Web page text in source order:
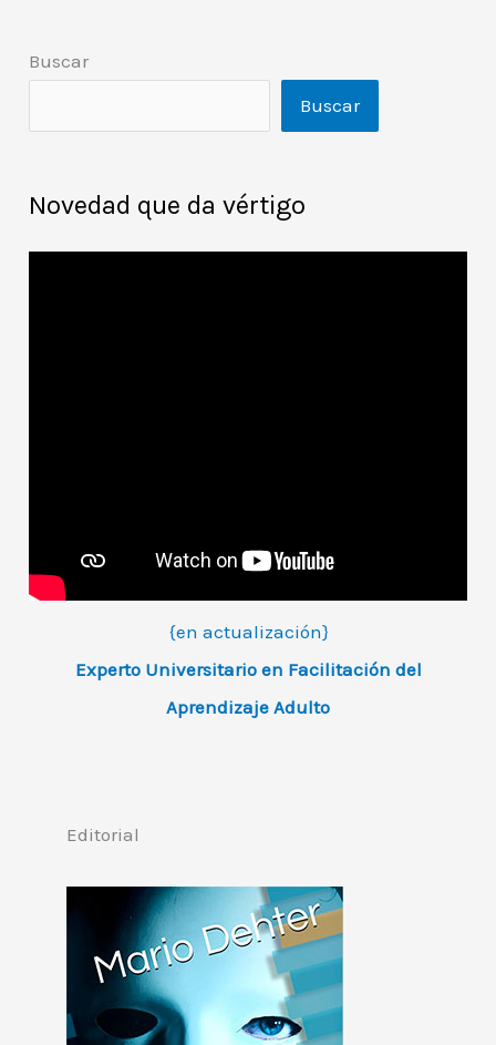
Buscar
Buscar
Novedad que da vértigo
{en actualización}
Experto Universitario en Facilitación del
Aprendizaje Adulto
Editorial